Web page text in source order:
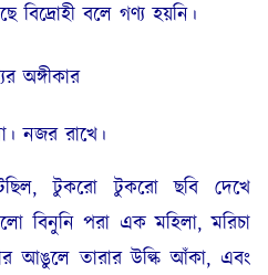
বিদ্রোহী বলে গণ্য হয়নি।
অঙ্গীকার
নজর রাখে।
টুকরো টুকরো ছবি দেখে
বিনুনি পরা এক মহিলা, মরিচা
আঙুলে তারার উল্কি আঁকা, এবং